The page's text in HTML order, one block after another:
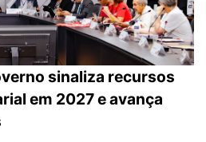
sinaliza recursos
em 2027 e avança